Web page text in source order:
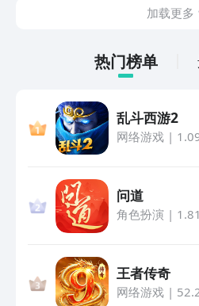
加载更多
热门榜单
乱斗西游2
网络游戏|
问道
角色扮演 |
王者传奇
网络游戏|